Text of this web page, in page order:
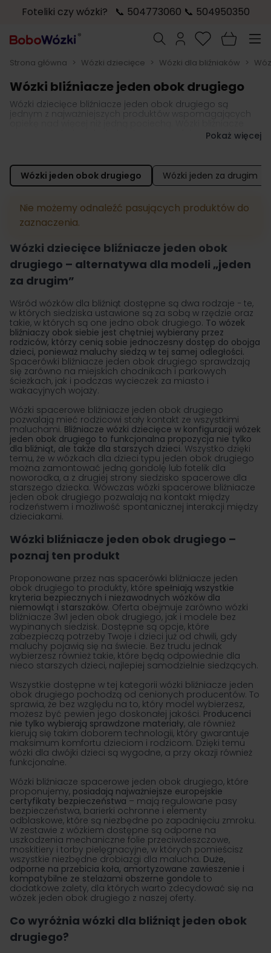
Foteliki czy wózki? 📞 504773060 📞 504950350
Szukaj
Strona główna > Wózki dziecięce > Wózki dla bliźniaków >
Wózki bliźniacze jeden obok drugiego
Wózki dziecięce bliźniacze jeden obok drugiego są
jednym z najważniejszych produktów wspomagających
pozwalają z łatwością
przemieszczać się nawet bardzo licznej rodzinie, ułatwiają
czasu spędzonego z bobasami. Nie brakuje w nich
najnowocześniejszych rozwiązań, które gwarantują
łatwość prowadzenia i składania stelaża wózka mimo
Bliźniacze wózki jeden obok drugiego to nie tylko
propozycja dla rodziców wieloraczków. To także pomoc
bliźniacze jeden obok drugiego wyróżniają się dobrą
amortyzacją i gwarantują stabilność, niezależnie od liczby
małych pasażerów. Jednocześnie dostępne w naszym
sklepie wózki dziecięce bliźniacze jeden obok drugiego
mająbardzo pojemne kosze zakupowe
dziecięcych akcesoriów, a także
dodatkowe elementy
które są niezbędne o różnych porach roku i przy
zmiennych warunkach atmosferycznych.
Pokaż więcej
Wózki jeden obok drugiego Wózki jeden za drugim
Nie możemy odnaleźć pasujących produktów do
zaznaczenia.
Wózki dziecięce bliźniacze jeden obok
drugiego – alternatywa dla modeli „jeden
za drugim”
Wśród wózków dla bliźniąt dostępne są dwa rodzaje − te,
w których siedziska ustawione są za sobą w rzędzie oraz
takie, w których są one jedno obok drugiego. To wózek
bliźniaczy obok siebie jest chętniej wybierany przez
rodziców, którzy cenią sobie jednoczesny dostęp do obojga
dzieci, ponieważ maluchy siedzą w tej samej odległości.
Spacerówki bliźniacze jeden obok drugiego sprawdzają
się zarówno na miejskich chodnikach i parkowych
ścieżkach, jak i podczas wycieczek za miasto i
wakacyjnych wojaży.
Wózki spacerowe bliźniacze jeden obok drugiego
pozwalają mieć rodzicowi stały kontakt ze wszystkimi
maluchami. Bliźniacze wózki dziecięce w konfiguracji wózek
jeden obok drugiego to funkcjonalna propozycja nie tylko
dla bliźniąt, ale także dla starszych dzieci. Wszystko dzięki
temu, że w wózkach dla dzieci typu jeden obok drugiego
można zamontować jedną gondolę lub fotelik dla
noworodka, a z drugiej strony siedzisko spacerowe dla
starszego dziecka. Wówczas wózki spacerowe bliźniacze
jeden obok drugiego pozwalają na kontakt między
rodzeństwem i możliwość spontanicznej interakcji między
dzieciakami.
Wózki bliźniacze jeden obok drugiego –
poznaj ten produkt
Proponowane przez nas spacerówki bliźniacze jeden
obok drugiego to produkty, które spełniają wszystkie
kryteria bezpiecznych i niezawodnych wózków dla
niemowląt i starszaków. Oferta obejmuje zarówno wózki
bliźniacze 3w1 jeden obok drugiego, jak i modele bez
wypinanych siedzisk. Dostępne są opcje, które
zabezpieczą potrzeby Twoje i dzieci już od chwili, gdy
maluchy pojawią się na świecie. Bez trudu jednak
wybierzesz również takie, które będą odpowiednie dla
nieco starszych dzieci, najlepiej samodzielnie siedzących.
Wszystkie dostępne w tej kategorii wózki bliźniacze jeden
obok drugiego pochodzą od cenionych producentów. To
sprawia, że bez względu na to, który model wybierzesz,
możesz być pewien jego doskonałej jakości. Producenci
nie tylko wybierają sprawdzone materiały, ale również
kierują się takim doborem technologii, który gwarantuje
maksimum komfortu dzieciom i rodzicom. Dzięki temu
wózki dla dwójki dzieci są wygodne, a przy okazji również
funkcjonalne.
Wózki bliźniacze spacerowe jeden obok drugiego, które
proponujemy, posiadają najważniejsze europejskie
certyfikaty bezpieczeństwa – mają regulowane pasy
bezpieczeństwa, barierki ochronne i elementy
odblaskowe, które są niezbędne po zapadnięciu zmroku.
W zestawie z wózkiem dostępne są odporne na
uszkodzenia mechaniczne folie przeciwdeszczowe,
moskitiery i torby pielęgnacyjne, w których pomieścisz
wszystkie niezbędne drobiazgi dla malucha. Duże,
odporne na przebicia koła, amortyzowane zawieszenie i
kompatybilne ze stelażami obszerne gondole to
dodatkowe zalety, dla których warto zdecydować się na
wózek jeden obok drugiego z naszej oferty.
Co wyróżnia wózki dla bliźniąt jeden obok
drugiego?